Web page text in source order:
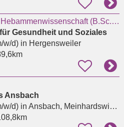
Angewandte Hebammenwissenschaft (B.Sc.) (w/m/d)
Gesundheit und Soziales
w/d)in Hergensweiler
Ansbach
w/d)in Ansbach, Meinhardswinden